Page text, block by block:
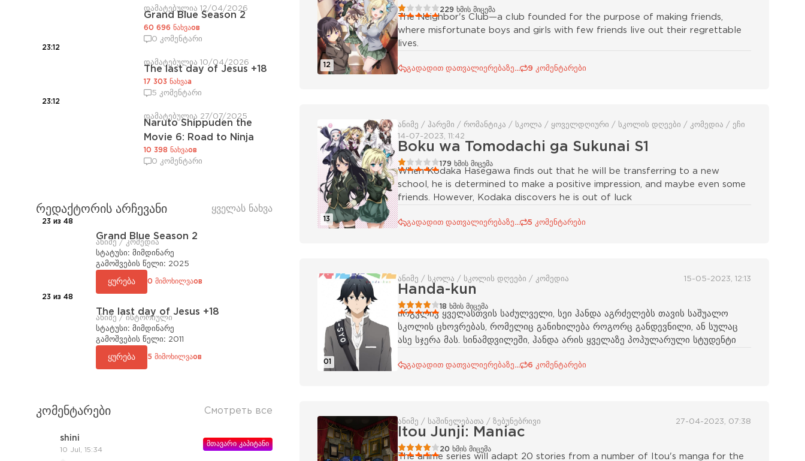
12
1 2 3 4 5 229 ხმის მიცემა
The Neighbor's Club—a club founded for the purpose of making friends,
where misfortunate boys and girls with few friends live out their regrettable
lives.
გადადით დათვალიერებაზე... 9 კომენტარები
13
ანიმე / ჰარემი / რომანტიკა / სკოლა / ყოველდღიური / სკოლის დღეები / კომედია / ეჩი
14-07-2023, 11:42
Boku wa Tomodachi ga Sukunai S1
1 2 3 4 5 179 ხმის მიცემა
When Kodaka Hasegawa finds out that he will be transferring to a new
school, he is determined to make a positive impression, and maybe even some
friends. However, Kodaka discovers he is out of luck
გადადით დათვალიერებაზე... 5 კომენტარები
01
ანიმე / სკოლა / სკოლის დღეები / კომედია 15-05-2023, 12:13
Handa-kun
2 3 4 5 18 ხმის მიცემა
ირგვლივ ყველასთვის საძულველი, სეი ჰანდა აგრძელებს თავის საშუალო
სკოლის ცხოვრებას, რომელიც განიხილება როგორც განდევნილი, ან სულაც
ასე სჯერა მას. სინამდვილეში, ჰანდა არის ყველაზე პოპულარული სტუდენტი
გადადით დათვალიერებაზე... 6 კომენტარები
ანიმე / საშინელებათა / ზებუნებრივი 27-04-2023, 07:38
Itou Junji: Maniac
1 2 3 4 5 20 ხმის მიცემა
The anime series will adapt 20 stories from a number of Itou's manga for the
დამატებულია 12/04/2026
Grand Blue Season 2
60 696 ნახვაов
0 კომენტარი
23:12
დამატებულია 10/04/2026
The last day of Jesus +18
17 303 ნახვაа
5 კომენტარი
23:12
დამატებულია 27/07/2025
Naruto Shippuden the
Movie 6: Road to Ninja
10 398 ნახვაов
0 კომენტარი
რედაქტორის არჩევანი ყველას ნახვა
23 из 48
Grand Blue Season 2
ანიმე / კომედია
სტატუსი: მიმდინარე
გამოშვების წელი: 2025
ყურება 0 მიმოხილვაов
23 из 48
The last day of Jesus +18
ანიმე / ისტორიული
სტატუსი: მიმდინარე
გამოშვების წელი: 2011
ყურება 5 მიმოხილვაов
კომენტარები Смотреть все
shini
10 Jul, 15:34
მთავარი კაპიტანი